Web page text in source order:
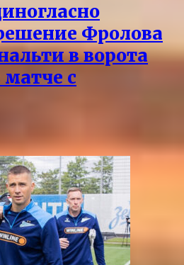
Фролова
в ворота
с